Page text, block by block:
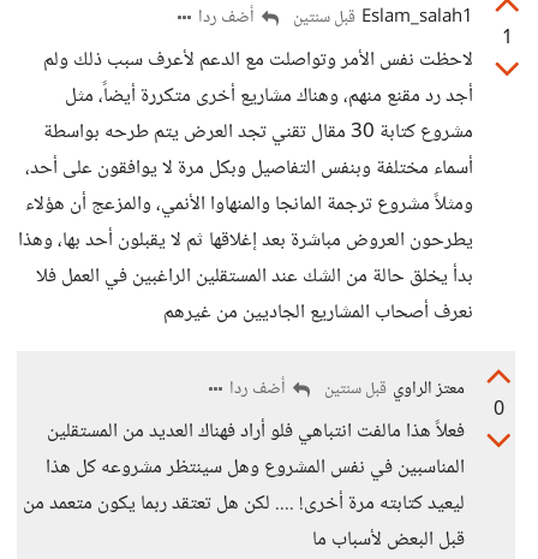
1
Eslam_salah1 قبل سنتين أضف ردا
لاحظت نفس الأمر وتواصلت مع الدعم لأعرف سبب ذلك ولم
أجد رد مقنع منهم، وهناك مشاريع أخرى متكررة أيضاً، مثل
مشروع كتابة 30 مقال تقني تجد العرض يتم طرحه بواسطة
أسماء مختلفة وبنفس التفاصيل وبكل مرة لا يوافقون على أحد،
ومثلاً مشروع ترجمة المانجا والمنهاوا الأنمي، والمزعج أن هؤلاء
يطرحون العروض مباشرة بعد إغلاقها ثم لا يقبلون أحد بها، وهذا
بدأ يخلق حالة من الشك عند المستقلين الراغبين في العمل فلا
نعرف أصحاب المشاريع الجاديين من غيرهم
0
معتز الراوي قبل سنتين أضف ردا
فعلاً هذا مالفت انتباهي فلو أراد فهناك العديد من المستقلين
المناسبين في نفس المشروع وهل سينتظر مشروعه كل هذا
ليعيد كتابته مرة أخرى! .... لكن هل تعتقد ربما يكون متعمد من
قبل البعض لأسباب ما